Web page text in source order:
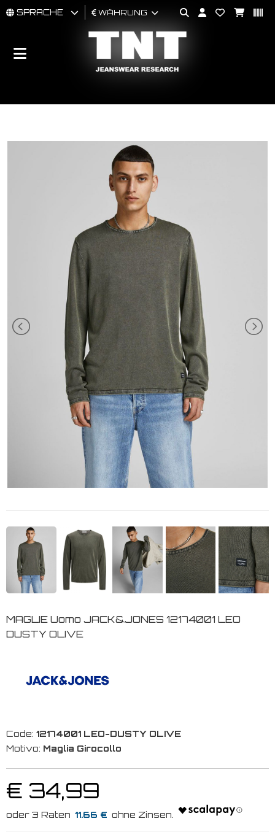
MÄNNER
BRAND
SPRACHE WÄHRUNG
MAGLIE Uomo JACK&JONES 12174001 LEO
DUSTY OLIVE
Code: 12174001 LEO-DUSTY OLIVE
Motivo: Maglia Girocollo
€ 34,99
11.66 €